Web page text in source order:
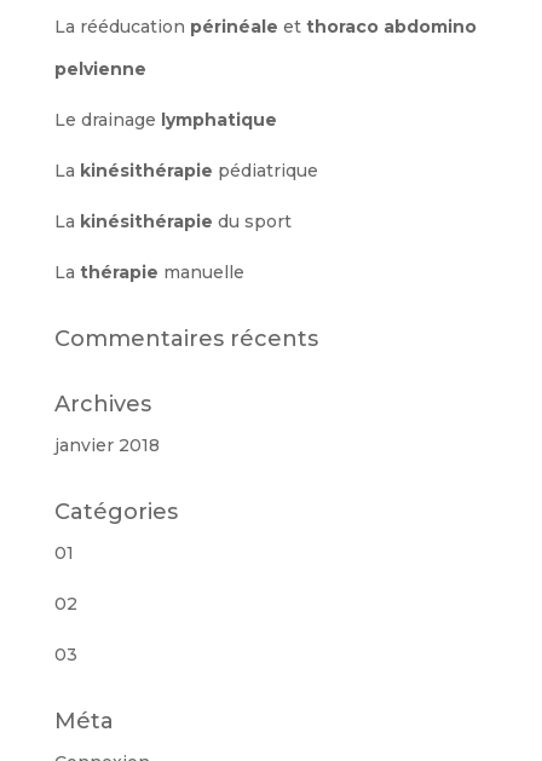
La rééducation périnéale et thoraco abdomino
pelvienne
Le drainage lymphatique
La kinésithérapie pédiatrique
La kinésithérapie du sport
La thérapie manuelle
Commentaires récents
Archives
janvier 2018
Catégories
01
02
03
Méta